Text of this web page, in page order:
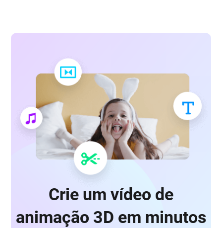
Crie um vídeo de
animação 3D em minutos